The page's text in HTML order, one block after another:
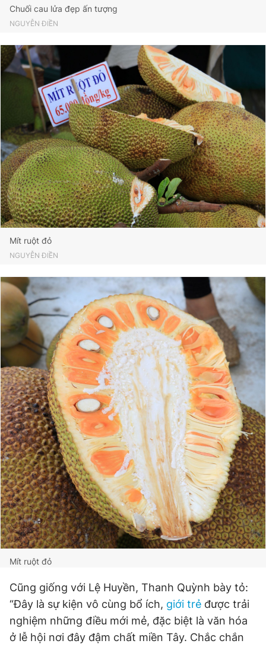
Chuối cau lửa đẹp ấn tượng
NGUYỄN ĐIỀN
Mít ruột đỏ
NGUYỄN ĐIỀN
Mít ruột đỏ
Cũng giống với Lệ Huyền, Thanh Quỳnh bày tỏ:
“Đây là sự kiện vô cùng bổ ích, giới trẻ được trải
nghiệm những điều mới mẻ, đặc biệt là văn hóa
ở lễ hội nơi đây đậm chất miền Tây. Chắc chắn